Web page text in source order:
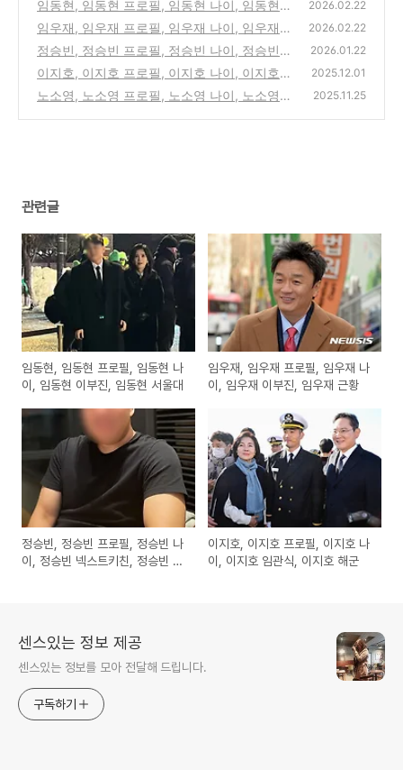
임동현, 임동현 프로필, 임동현 나이, 임동현
이부진, 임동현 서울대
(1)
2026.02.22
임우재, 임우재 프로필, 임우재 나이, 임우재
이부진, 임우재 근황
(0)
2026.02.22
정승빈, 정승빈 프로필, 정승빈 나이, 정승빈
넥스트키친, 정승빈 김슬아 대표
(2)
2026.01.22
이지호, 이지호 프로필, 이지호 나이, 이지호
임관식, 이지호 해군
(0)
2025.12.01
노소영, 노소영 프로필, 노소영 나이, 노소영
2025.11.25
관련글
임동현, 임동현 프로필, 임동현 나
이, 임동현 이부진, 임동현 서울대
임우재, 임우재 프로필, 임우재 나
이, 임우재 이부진, 임우재 근황
정승빈, 정승빈 프로필, 정승빈 나
이, 정승빈 넥스트키친, 정승빈 김
이지호, 이지호 프로필, 이지호 나
이, 이지호 임관식, 이지호 해군
센스있는 정보 제공
센스있는 정보를 모아 전달해 드립니다.
구독하기